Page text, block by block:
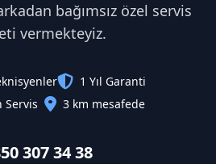
bağımsız özel servis
vermekteyiz.
1 Yıl Garanti
Servis
3 km mesafede
307 34 38